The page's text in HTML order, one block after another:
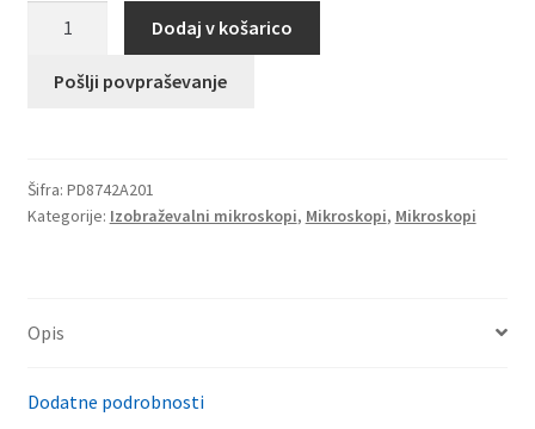
1820-
Dodaj v košarico
Pošlji povpraševanje
Šifra: PD8742A201
Kategorije: Izobraževalni mikroskopi, Mikroskopi, Mikroskopi
Opis
Dodatne podrobnosti